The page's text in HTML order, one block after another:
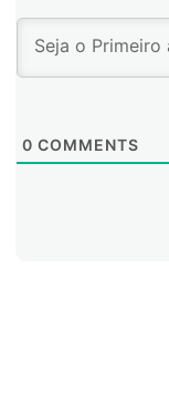
0 COMMENTS